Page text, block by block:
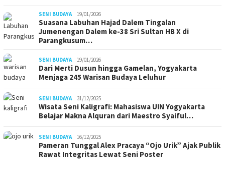
SENI BUDAYA 19/01/2026
Suasana Labuhan Hajad Dalem Tingalan
Jumenengan Dalem ke-38 Sri Sultan HB X di
Parangkusum…
SENI BUDAYA 19/01/2026
Dari Merti Dusun hingga Gamelan, Yogyakarta
Menjaga 245 Warisan Budaya Leluhur
SENI BUDAYA 31/12/2025
Wisata Seni Kaligrafi: Mahasiswa UIN Yogyakarta
Belajar Makna Alquran dari Maestro Syaiful…
SENI BUDAYA 16/12/2025
Pameran Tunggal Alex Pracaya “Ojo Urik” Ajak Publik
Rawat Integritas Lewat Seni Poster